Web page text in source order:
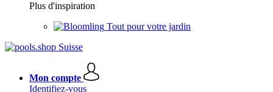
Plus d'inspiration
Tout pour votre jardin
Mon compte
Identifiez-vous